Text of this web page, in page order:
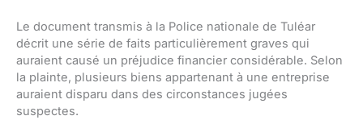
Le document transmis à la Police nationale de Tuléar
décrit une série de faits particulièrement graves qui
auraient causé un préjudice financier considérable. Selon
la plainte, plusieurs biens appartenant à une entreprise
auraient disparu dans des circonstances jugées
suspectes.